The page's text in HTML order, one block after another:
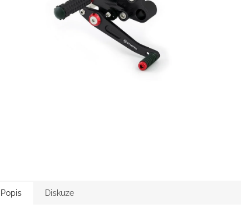
Popis Diskuze